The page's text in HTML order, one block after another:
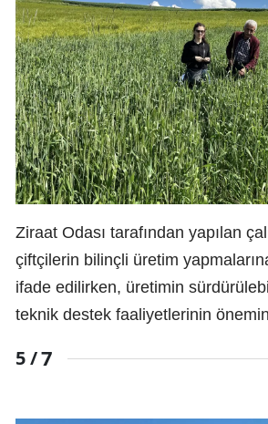
Ziraat Odası tarafından yapılan
çiftçilerin bilinçli üretim
ifade edilirken, üretimin
teknik destek faaliyetlerinin
5 /7